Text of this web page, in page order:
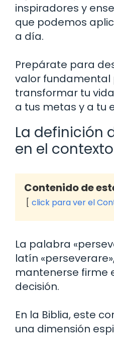
inspiradores y
que podemos
a día.
Prepárate para
valor fundamental
transformar tu
a tus metas y a tu
La definición
en el
Contenido de
click para ver el
La palabra
latín
mantenerse firme
decisión.
En la Biblia, este
una dimensión